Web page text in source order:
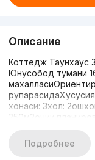
Описание
Коттедж Таунхаус
Юнусобод тумани
хонаси: 3хол:
250м2очик
нотариусга
сахифамиз:
Подробнее